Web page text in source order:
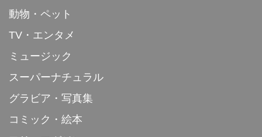
動物・ペット
TV・エンタメ
ミュージック
スーパーナチュラル
グラビア・写真集
コミック・絵本